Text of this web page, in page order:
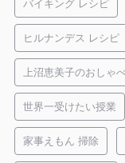
バイキング レシピ
ヒルナンデス レシピ
上沼恵美子のおしゃ
世界一受けたい授業
家事えもん 掃除